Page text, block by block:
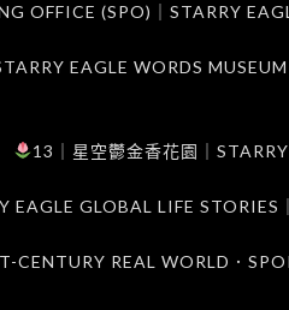
OFFICE (SPO)｜STARRY
EAGLE WORDS
13｜星空鬱金香花園｜
EAGLE GLOBAL LIFE
REAL WORLD．